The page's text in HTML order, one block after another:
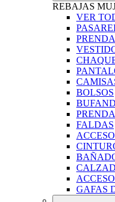
REBAJAS
VER
BOLSOS
FALDAS
GAFAS